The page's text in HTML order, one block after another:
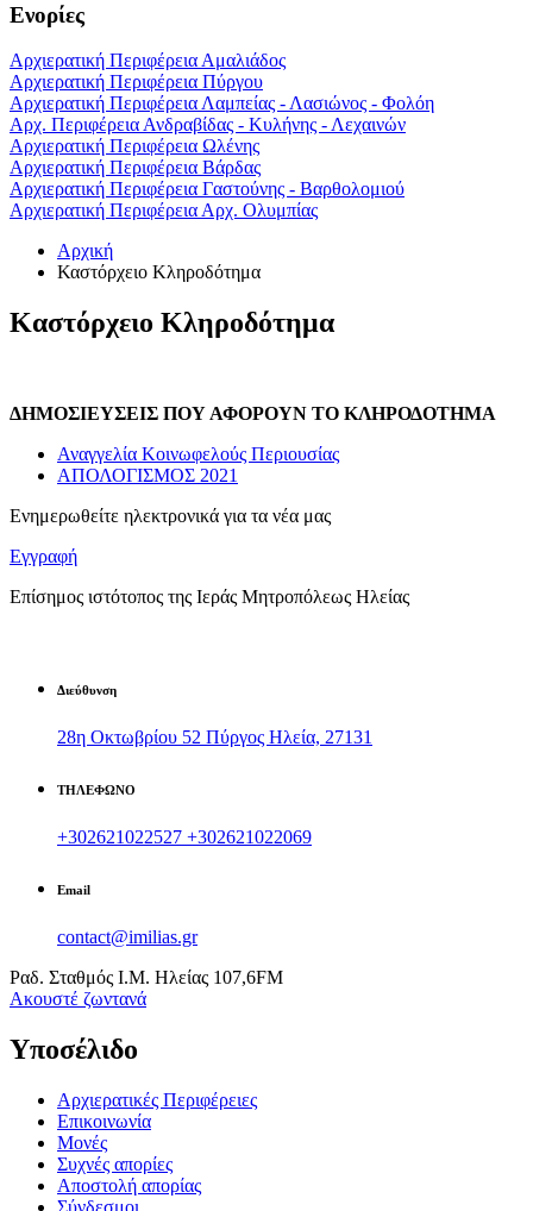
Ενορίες
Αρχιερατική Περιφέρεια Αμαλιάδος
Αρχιερατική Περιφέρεια Πύργου
Αρχιερατική Περιφέρεια Λαμπείας - Λασιώνος - Φολόη
Αρχ. Περιφέρεια Ανδραβίδας - Κυλήνης - Λεχαινών
Αρχιερατική Περιφέρεια Ωλένης
Αρχιερατική Περιφέρεια Βάρδας
Αρχιερατική Περιφέρεια Γαστούνης - Βαρθολομιού
Αρχιερατική Περιφέρεια Αρχ. Ολυμπίας
Αρχική
Καστόρχειο Κληροδότημα
Καστόρχειο Κληροδότημα
ΔΗΜΟΣΙΕΥΣΕΙΣ ΠΟΥ ΑΦΟΡΟΥΝ ΤΟ ΚΛΗΡΟΔΟΤΗΜΑ
Αναγγελία Κοινωφελούς Περιουσίας
ΑΠΟΛΟΓΙΣΜΟΣ 2021
Ενημερωθείτε ηλεκτρονικά για τα νέα μας
Εγγραφή
Επίσημος ιστότοπος της Ιεράς Μητροπόλεως Ηλείας
Διεύθυνση
28η Οκτωβρίου 52 Πύργος Ηλεία, 27131
ΤΗΛΕΦΩΝΟ
+302621022527 +302621022069
Email
contact@imilias.gr
Ραδ. Σταθμός Ι.Μ. Ηλείας 107,6FM
Aκουστέ ζωντανά
Υποσέλιδο
Αρχιερατικές Περιφέρειες
Επικοινωνία
Μονές
Συχνές απορίες
Αποστολή απορίας
Σύνδεσμοι